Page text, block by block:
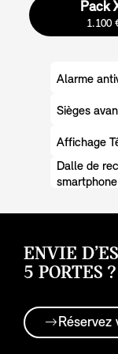
Pack
1.100
Alarme
Sièges
Affichage
Dalle de
smartphone
ENVIE
5 PORTES ?
Réservez